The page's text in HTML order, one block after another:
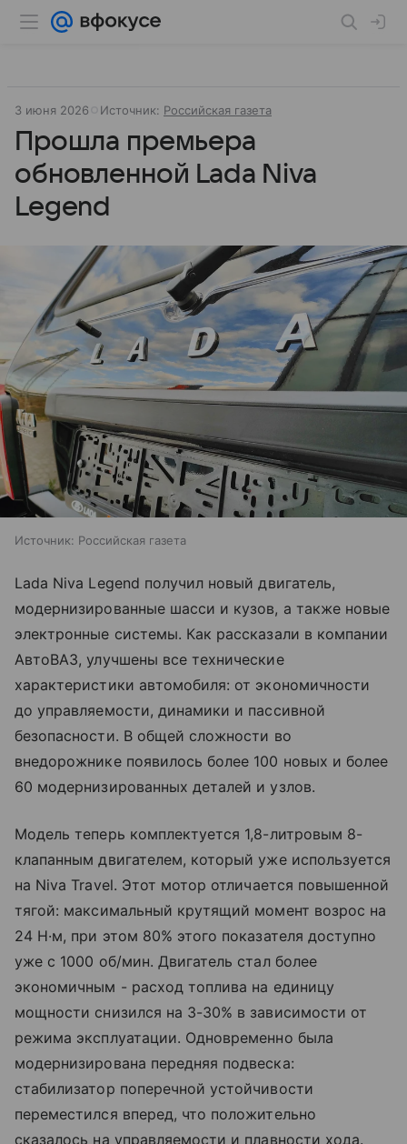
3 июня 2026 Источник: Российская газета
Прошла премьера
обновленной Lada Niva
Legend
Источник: Российская газета
Lada Niva Legend получил новый двигатель,
модернизированные шасси и кузов, а также новые
электронные системы. Как рассказали в компании
АвтоВАЗ, улучшены все технические
характеристики автомобиля: от экономичности
до управляемости, динамики и пассивной
безопасности. В общей сложности во
внедорожнике появилось более 100 новых и более
60 модернизированных деталей и узлов.
Модель теперь комплектуется 1,8-литровым 8-
клапанным двигателем, который уже используется
на Niva Travel. Этот мотор отличается повышенной
тягой: максимальный крутящий момент возрос на
24 Н·м, при этом 80% этого показателя доступно
уже с 1000 об/мин. Двигатель стал более
экономичным - расход топлива на единицу
мощности снизился на 3-30% в зависимости от
режима эксплуатации. Одновременно была
модернизирована передняя подвеска:
стабилизатор поперечной устойчивости
переместился вперед, что положительно
сказалось на управляемости и плавности хода.